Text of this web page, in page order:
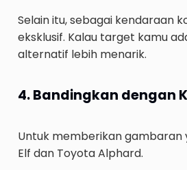
Selain itu, sebagai kendaraan
eksklusif. Kalau target kamu
alternatif lebih menarik.
4. Bandingkan dengan
Untuk memberikan gambaran
Elf dan Toyota Alphard.